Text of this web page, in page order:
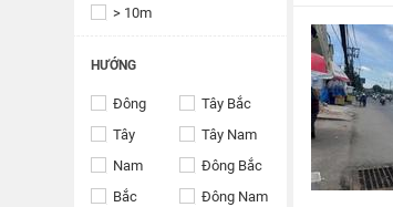
> 10m
HƯỚNG
Đông
Tây Bắc
Tây
Tây Nam
Nam
Đông Bắc
Bắc
Đông Nam